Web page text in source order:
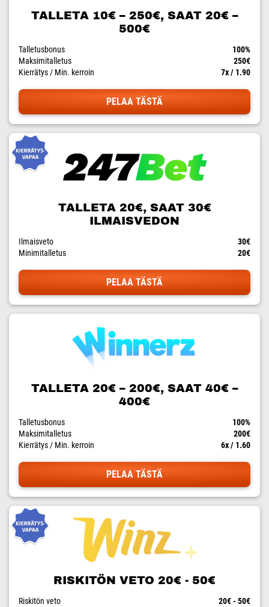
TALLETA 10€ – 250€, SAAT 20€ –
500€
Talletusbonus
100%
Maksimitalletus
250€
Kierrätys / Min. kerroin
7x / 1.90
PELAA TÄSTÄ
TALLETA 20€, SAAT 30€
ILMAISVEDON
Ilmaisveto
30€
Minimitalletus
20€
PELAA TÄSTÄ
TALLETA 20€ – 200€, SAAT 40€ –
400€
Talletusbonus
100%
Maksimitalletus
200€
Kierrätys / Min. kerroin
6x / 1.60
PELAA TÄSTÄ
RISKITÖN VETO 20€ - 50€
Riskitön veto 20€ - 50€